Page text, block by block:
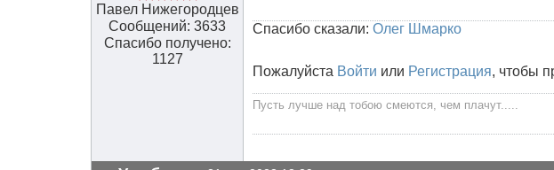
Павел Нижегородцев
Сообщений: 3633
Спасибо получено:
1127
Спасибо сказали: Олег Шмарко
Пожалуйста Войти или Регистрация, чтобы
Пусть лучше над тобою смеются, чем плачут.....